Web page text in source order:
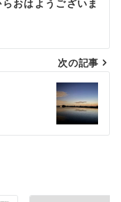
おはようございま
次の記事